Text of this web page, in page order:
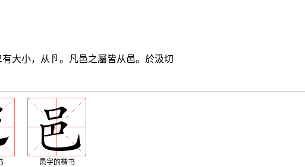
大小，从卪。凡邑之屬皆从邑。於汲切
邑字的楷书